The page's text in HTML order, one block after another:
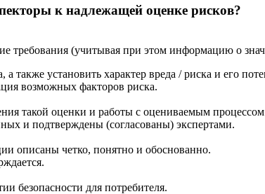
к надлежащей оценке рисков?
(учитывая при этом информацию о
также установить характер вреда / риска и его
возможных факторов риска.
такой оценки и работы с оцениваемым
и подтверждены (согласованы) экспертами.
описаны четко, понятно и обоснованно.
безопасности для потребителя.